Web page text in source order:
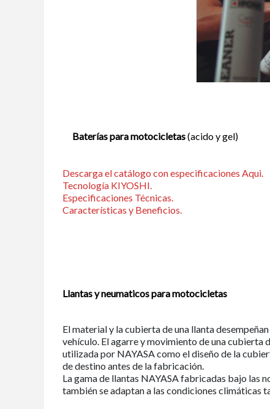
Baterías para motocicletas(acido y gel)
Descarga el catálogo con especificaciones Aqui.
Tecnología KIYOSHI.
Especificaciones Técnicas.
Características y Beneficios.
Llantas y neumaticos para motocicletas
El material y la cubierta de una llanta
vehículo. El agarre y movimiento de una
utilizada por NAYASA como el diseño de la
de destino antes de la fabricación.
La gama de llantas NAYASA fabricadas bajo las
también se adaptan a las condiciones climáticas